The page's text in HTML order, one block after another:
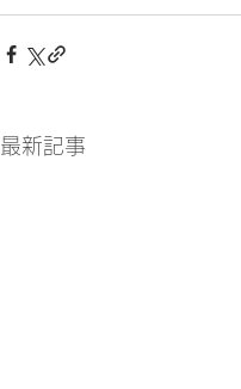
最新記事